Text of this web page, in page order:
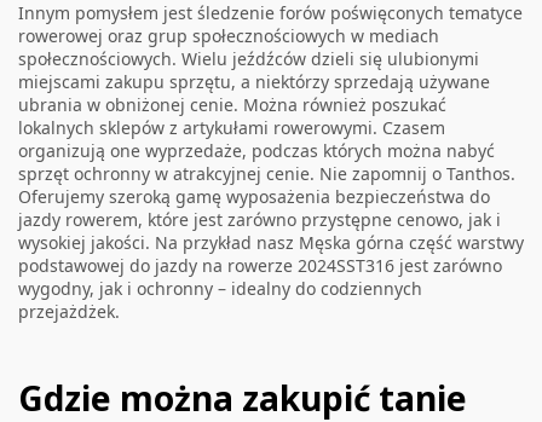
Innym pomysłem jest śledzenie forów poświęconych tematyce
rowerowej oraz grup społecznościowych w mediach
społecznościowych. Wielu jeźdźców dzieli się ulubionymi
miejscami zakupu sprzętu, a niektórzy sprzedają używane
ubrania w obniżonej cenie. Można również poszukać
lokalnych sklepów z artykułami rowerowymi. Czasem
organizują one wyprzedaże, podczas których można nabyć
sprzęt ochronny w atrakcyjnej cenie. Nie zapomnij o Tanthos.
Oferujemy szeroką gamę wyposażenia bezpieczeństwa do
jazdy rowerem, które jest zarówno przystępne cenowo, jak i
wysokiej jakości. Na przykład nasz Męska górna część warstwy
podstawowej do jazdy na rowerze 2024SST316 jest zarówno
wygodny, jak i ochronny – idealny do codziennych
przejażdżek.
Gdzie można zakupić tanie